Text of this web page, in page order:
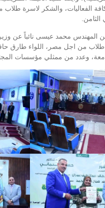
الفعاليات، والشكر لاسرة
الثامن.
المهندس محمد عيسى نائباً عن
من اجل مصر، اللواء طارق حافظ
وعدد من ممثلي مؤسسات